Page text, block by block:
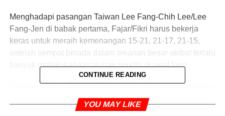
Menghadapi pasangan Taiwan Lee Fang-Chih Lee/Lee
Fang-Jen di babak pertama, Fajar/Fikri harus bekerja
keras untuk meraih kemenangan 15-21, 21-17, 21-15,
setelah sempat berada dalam tekanan besar akibat terlalu
banyak melakukan kesalahan sendiri di awal laga.
kemenangan dan kelancaran. Meskipun tadi di
pertandingan hari ini, kami bermain benar-benar kurang
CONTINUE READING
YOU MAY LIKE